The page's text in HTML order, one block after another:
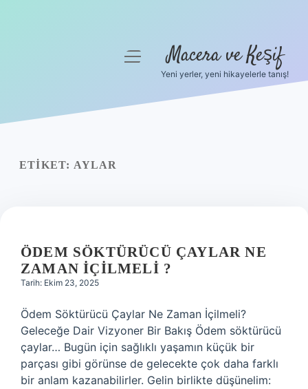
Yasal Uyarı
menüyüMacera ve Keşif
Yeni yerler, yeni hikayelerle tanış!
ETIKET: AYLAR
ÖDEM SÖKTÜRÜCÜ ÇAYLAR NE
ZAMAN IÇILMELI ?
Tarih: Ekim 23, 2025
Ödem Söktürücü Çaylar Ne Zaman İçilmeli?
Geleceğe Dair Vizyoner Bir Bakış Ödem söktürücü
çaylar… Bugün için sağlıklı yaşamın küçük bir
parçası gibi görünse de gelecekte çok daha farklı
bir anlam kazanabilirler. Gelin birlikte düşünelim: